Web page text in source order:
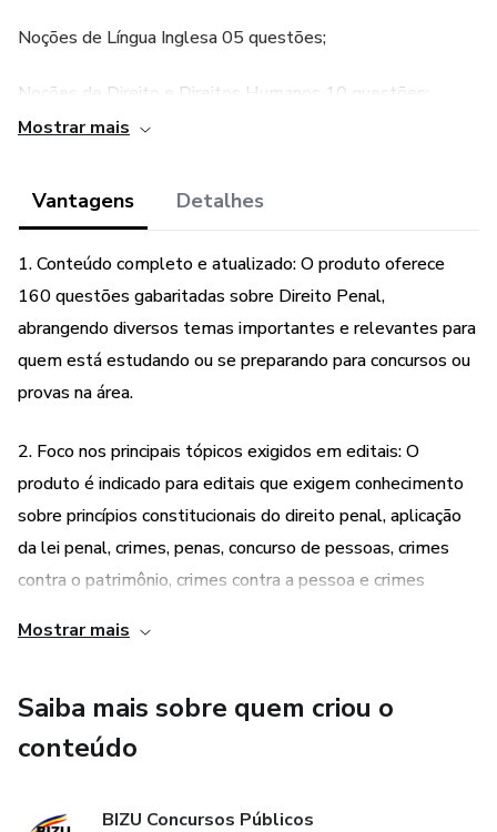
Noções de Língua Inglesa 05 questões;
Noções de Direito e Direitos Humanos 10 questões;
Ig: bizuconcursop
Mostrar mais
Vantagens Detalhes
1. Conteúdo completo e atualizado: O produto oferece
160 questões gabaritadas sobre Direito Penal,
abrangendo diversos temas importantes e relevantes para
quem está estudando ou se preparando para concursos ou
provas na área.
2. Foco nos principais tópicos exigidos em editais: O
produto é indicado para editais que exigem conhecimento
sobre princípios constitucionais do direito penal, aplicação
da lei penal, crimes, penas, concurso de pessoas, crimes
contra o patrimônio, crimes contra a pessoa e crimes
em geral. Dessa forma, o conteúdo está alinhado com as
3. Questões gabaritadas: Todas as questões presentes no
Mostrar mais
Saiba mais sobre quem criou o
conteúdo
BIZU Concursos Públicos